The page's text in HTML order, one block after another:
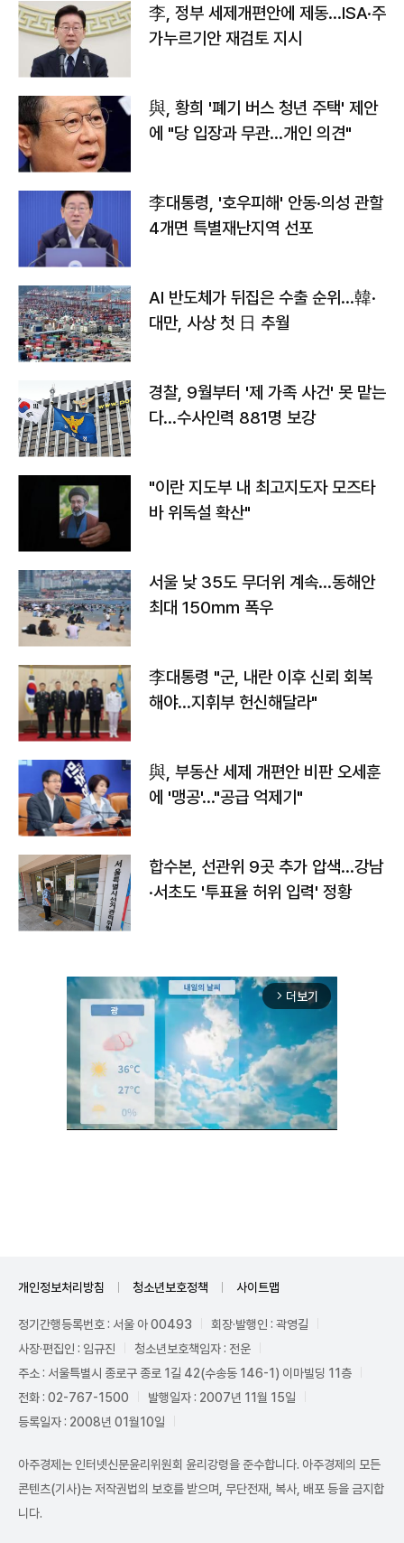
李, 정부 세제개편안에 제동…ISA·주
가누르기안 재검토 지시
與, 황희 '폐기 버스 청년 주택' 제안
에 "당 입장과 무관…개인 의견"
李대통령, '호우피해' 안동·의성 관할
4개면 특별재난지역 선포
AI 반도체가 뒤집은 수출 순위…韓·
대만, 사상 첫 日 추월
경찰, 9월부터 '제 가족 사건' 못 맡는
다…수사인력 881명 보강
"이란 지도부 내 최고지도자 모즈타
바 위독설 확산"
서울 낮 35도 무더위 계속…동해안
최대 150㎜ 폭우
李대통령 "군, 내란 이후 신뢰 회복
해야…지휘부 헌신해달라"
與, 부동산 세제 개편안 비판 오세훈
에 '맹공'…"공급 억제기"
합수본, 선관위 9곳 추가 압색…강남
·서초도 '투표율 허위 입력' 정황
arrow_forward_ios 더보기
개인정보처리방침 청소년보호정책 사이트맵
정기간행등록번호 : 서울 아 00493
회장·발행인 : 곽영길
사장·편집인 : 임규진
청소년보호책임자 : 전운
주소 : 서울특별시 종로구 종로 1길 42(수송동 146-1) 이마빌딩 11층
전화 : 02-767-1500
발행일자 : 2007년 11월 15일
등록일자 : 2008년 01월10일
아주경제는 인터넷신문윤리위원회 윤리강령을 준수합니다. 아주경제의 모든
콘텐츠(기사)는 저작권법의 보호를 받으며, 무단전재, 복사, 배포 등을 금지합
니다.